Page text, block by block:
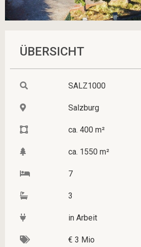
ÜBERSICHT
SALZ1000
Salzburg
ca. 400 m²
ca. 1550 m²
7
3
in Arbeit
€ 3 Mio